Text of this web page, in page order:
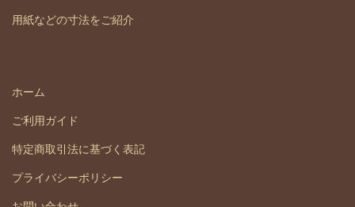
用紙などの寸法をご紹介
ホーム
ご利用ガイド
特定商取引法に基づく表記
プライバシーポリシー